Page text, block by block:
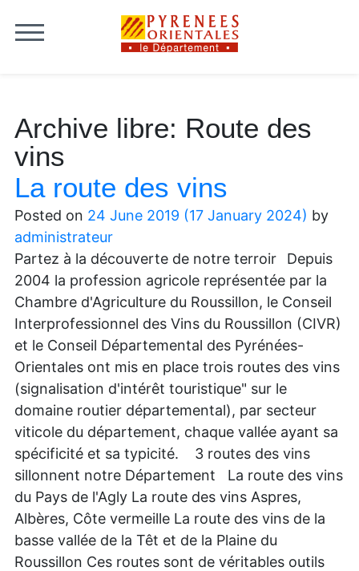
Archive libre: Route des
vins
La route des vins
Posted on 24 June 2019 (17 January 2024) by
administrateur
Partez à la découverte de notre terroir Depuis
2004 la profession agricole représentée par la
Chambre d'Agriculture du Roussillon, le Conseil
Interprofessionnel des Vins du Roussillon (CIVR)
et le Conseil Départemental des Pyrénées-
Orientales ont mis en place trois routes des vins
(signalisation d'intérêt touristique" sur le
domaine routier départemental), par secteur
viticole du département, chaque vallée ayant sa
spécificité et sa typicité. 3 routes des vins
sillonnent notre Département La route des vins
du Pays de l'Agly La route des vins Aspres,
Albères, Côte vermeille La route des vins de la
basse vallée de la Têt et de la Plaine du
Roussillon Ces routes sont de véritables outils